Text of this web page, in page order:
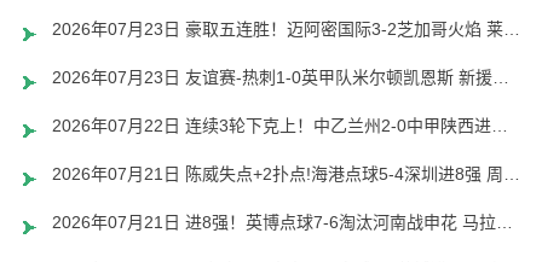
2026年07月23日 豪取五连胜！迈阿密国际3-2芝加哥火焰 莱万首秀苏牙双响诺沃送礼
2026年07月23日 友谊赛-热刺1-0英甲队米尔顿凯恩斯 新援M费轰世界波梁民革失空门
2026年07月22日 连续3轮下克上！中乙兰州2-0中甲陕西进八强 1/4决赛将战北京国安
2026年07月21日 进8强！英博点球7-6淘汰河南战申花 马拉尼昂、阿卜杜肉苏力失点